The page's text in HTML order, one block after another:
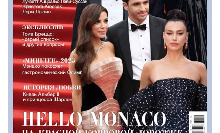
(FIA), в том числе Гран-при Монако.
Фото: acm.mc